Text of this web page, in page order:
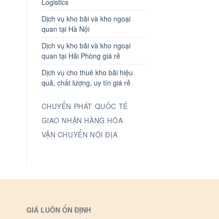
Dịch vụ kho bãi và kho ngoại
quan tại Hà Nội
Dịch vụ kho bãi và kho ngoại
quan tại Hải Phòng giá rẻ
Dịch vụ cho thuê kho bãi hiệu
quả, chất lượng, uy tín giá rẻ
CHUYỂN PHÁT QUỐC TẾ
GIAO NHẬN HÀNG HÓA
VẬN CHUYỂN NỘI ĐỊA
GIÁ LUÔN ỔN ĐỊNH